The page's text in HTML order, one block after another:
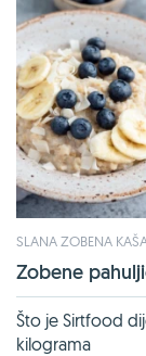
SLANA ZOBENA
Zobene
Što je Sirtfood
kilograma